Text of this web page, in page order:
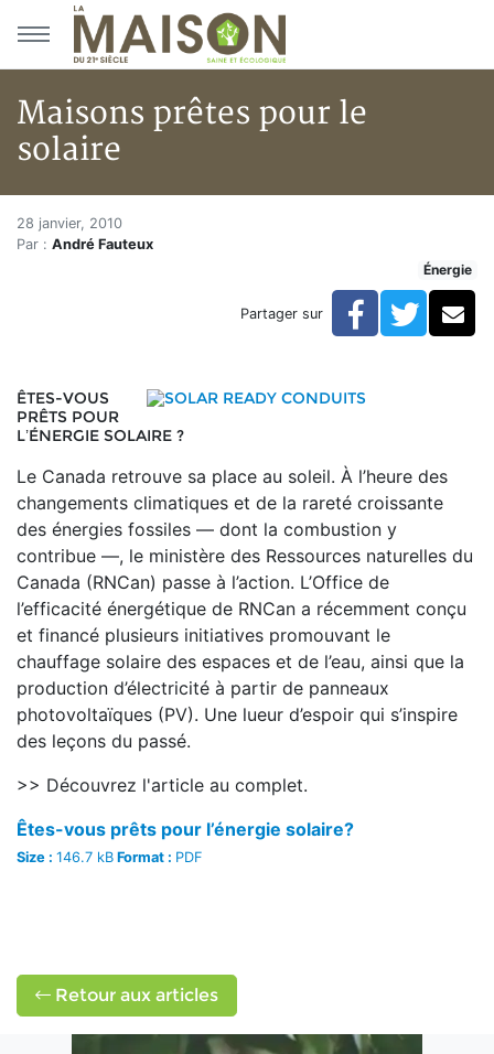
Aller au menu principal
Aller au contenu principal
Maisons prêtes pour le
solaire
Accueil
Articles
Maisons prêtes pour le solaire
28 janvier, 2010
Par : André Fauteux
Énergie
Partager sur Facebook
ÊTES-VOUS
PRÊTS POUR
L’ÉNERGIE SOLAIRE ?
Le Canada retrouve sa place au soleil. À l’heure des
changements climatiques et de la rareté croissante
des énergies fossiles — dont la combustion y
contribue —, le ministère des Ressources naturelles du
Canada (RNCan) passe à l’action. L’Office de
l’efficacité énergétique de RNCan a récemment conçu
et financé plusieurs initiatives promouvant le
chauffage solaire des espaces et de l’eau, ainsi que la
production d’électricité à partir de panneaux
photovoltaïques (PV). Une lueur d’espoir qui s’inspire
des leçons du passé.
>> Découvrez l'article au complet.
Êtes-vous prêts pour l’énergie solaire?
Size : 146.7 kB Format : PDF
Retour aux articles